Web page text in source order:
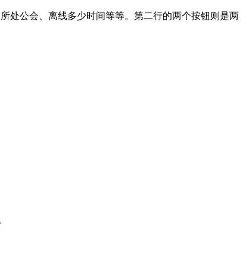
处公会、离线多少时间等等。第二行的两个按钮则是两